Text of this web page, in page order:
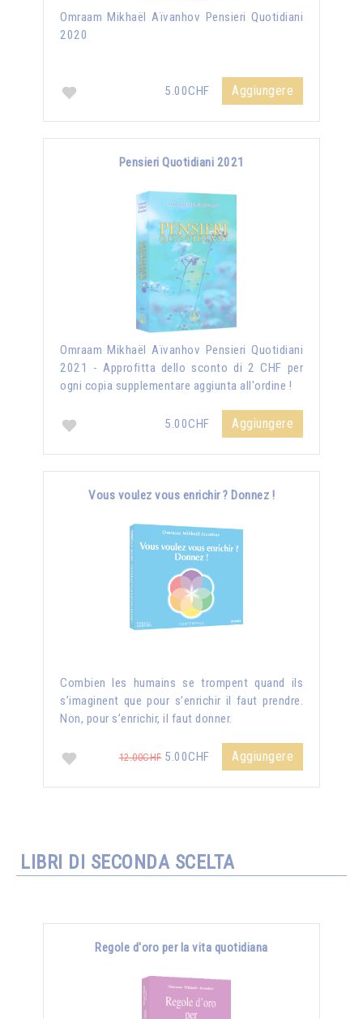
Omraam Mikhaël Aïvanhov Pensieri Quotidiani
2020
5.00CHF Aggiungere
Pensieri Quotidiani 2021
Omraam Mikhaël Aïvanhov Pensieri Quotidiani
2021 - Approfitta dello sconto di 2 CHF per
ogni copia supplementare aggiunta all'ordine !
5.00CHF Aggiungere
Vous voulez vous enrichir ? Donnez !
Combien les humains se trompent quand ils
s’imaginent que pour s’enrichir il faut prendre.
Non, pour s’enrichir, il faut donner.
12.00CHF5.00CHF Aggiungere
LIBRI DI SECONDA SCELTA
Regole d'oro per la vita quotidiana